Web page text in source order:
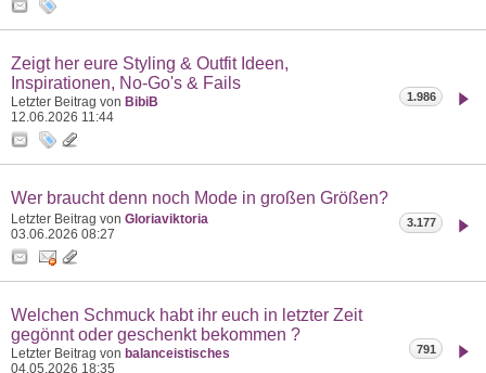
Zeigt her eure Styling & Outfit Ideen,
Inspirationen, No-Go's & Fails
Letzter Beitrag von BibiB
12.06.2026 11:44
1.986
Wer braucht denn noch Mode in großen Größen?
Letzter Beitrag von Gloriaviktoria
03.06.2026 08:27
3.177
Welchen Schmuck habt ihr euch in letzter Zeit
gegönnt oder geschenkt bekommen ?
Letzter Beitrag von balanceistisches
04.05.2026 18:35
791